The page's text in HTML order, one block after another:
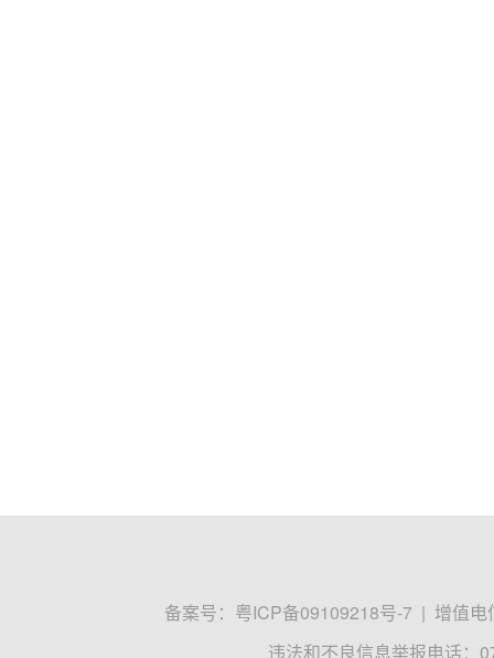
备案号： 粤ICP备09109218号-7 | 增值电
违法和不良信息举报电话：